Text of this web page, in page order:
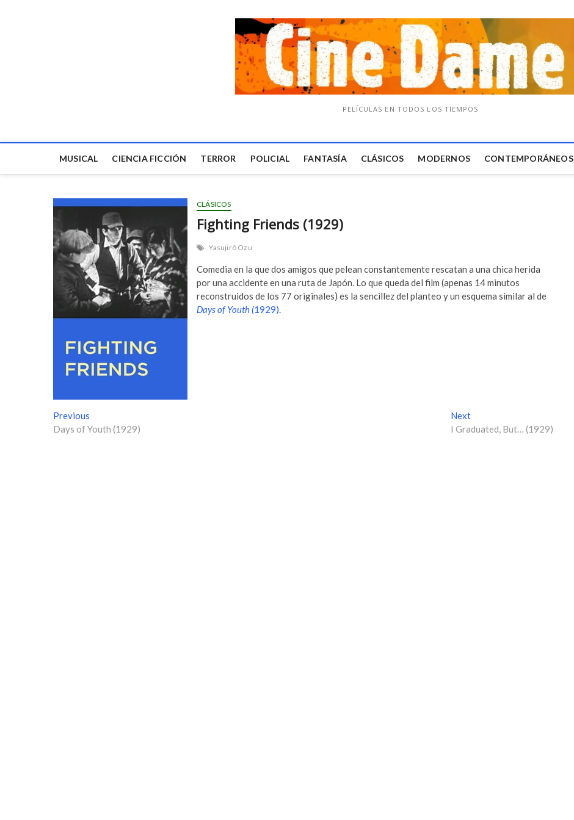
PELÍCULAS EN TODOS LOS TIEMPOS
MUSICAL CIENCIA FICCIÓN TERROR POLICIAL FANTASÍA CLÁSICOS MODERNOS CONTEMPORÁNEOS
CLÁSICOS
Fighting Friends (1929)
Yasujirô Ozu
Comedia en la que dos amigos que pelean constantemente rescatan a una chica herida
por una accidente en una ruta de Japón. Lo que queda del film (apenas 14 minutos
reconstruidos de los 77 originales) es la sencillez del planteo y un esquema similar al de
Days of Youth (1929).
N
a
Previous
r
Days of Youth (1929)
Next
e
I Graduated, But… (1929)